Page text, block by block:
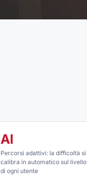
AI
Percorsi adattivi: la difficoltà si
calibra in automatico sul livello
di ogni utente